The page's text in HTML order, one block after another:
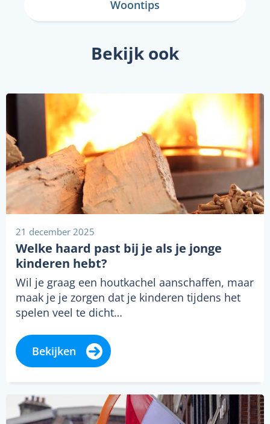
Woontips
Bekijk ook
21 december 2025
Welke haard past bij je als je jonge
kinderen hebt?
Wil je graag een houtkachel aanschaffen, maar
maak je je zorgen dat je kinderen tijdens het
spelen veel te dicht…
Bekijken